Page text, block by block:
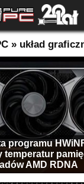
» układ
programu
temperatur
AMD RDNA